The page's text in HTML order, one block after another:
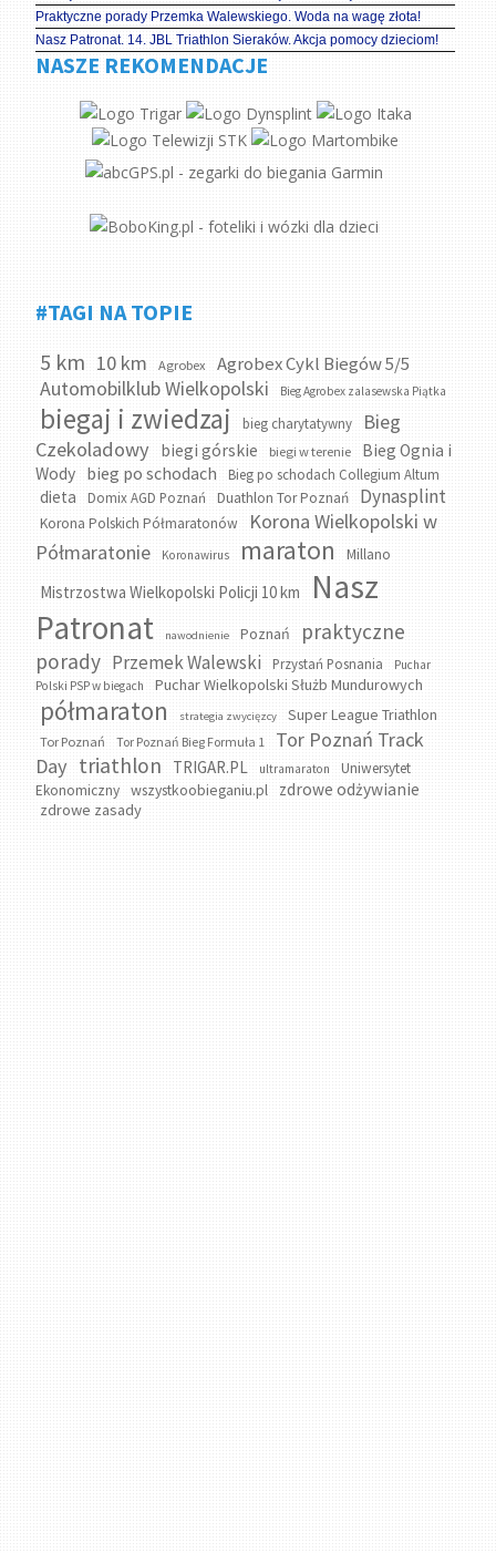
Praktyczne porady Przemka Walewskiego. Woda na wagę złota!
Nasz Patronat. 14. JBL Triathlon Sieraków. Akcja pomocy dzieciom!
NASZE REKOMENDACJE
#TAGI NA TOPIE
5 km 10 km Agrobex Agrobex Cykl Biegów 5/5
Automobilklub Wielkopolski Bieg Agrobex zalasewska Piątka
biegaj i zwiedzaj bieg charytatywny
Bieg
Czekoladowy
biegi górskie biegi w terenie
Bieg Ognia i
Wody bieg po schodach Bieg po schodach Collegium Altum
dieta Domix AGD Poznań Duathlon Tor Poznań Dynasplint
Korona Polskich Półmaratonów
Korona Wielkopolski w
Półmaratonie
Koronawirus maraton Millano
Mistrzostwa Wielkopolski Policji 10 km
Nasz
Patronat
nawodnienie Poznań
praktyczne
porady Przemek Walewski Przystań Posnania
Puchar
Polski PSP w biegach
Puchar Wielkopolski Służb Mundurowych
półmaraton strategia zwycięzcy Super League Triathlon
Tor Poznań Tor Poznań Bieg Formuła 1
Tor Poznań Track
Day triathlon TRIGAR.PL ultramaraton
Uniwersytet
Ekonomiczny
wszystkoobieganiu.pl zdrowe odżywianie
zdrowe zasady